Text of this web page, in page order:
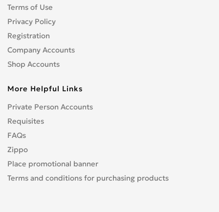
Terms of Use
Privacy Policy
Registration
Company Accounts
Shop Accounts
More Helpful Links
Private Person Accounts
Requisites
FAQs
Zippo
Place promotional banner
Terms and conditions for purchasing products